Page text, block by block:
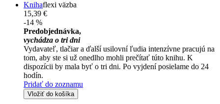
Knihaflexi väzba
15,39 €
-14 %
Predobjednávka,
vychádza o tri dni
Vydavateľ, tlačiar a ďalší usilovní ľudia intenzívne pracujú na
tom, aby ste si už onedlho mohli prečítať túto knihu. K
dispozícii by mala byť o tri dni. Po vyjdení posielame do 24
hodín.
Pridať do zoznamu
Vložiť do košíka